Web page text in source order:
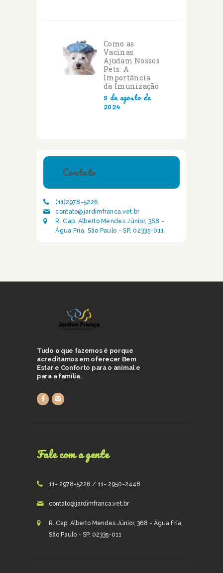
Como as
Vacinas
Ajudam Nossos
Pets: A
Importância
da Imunização
9 de agosto de
2024
Contato
(11)2978-5226
contato@jardimfranca.vet.br
R. Cap. Alberto Mendes Júnior, 368 -
Água Fria, São Paulo - SP, 02335-011.
Tudo o que fazemos é porque
acreditamos em oferecer Bem
Estar e Conforto para o animal e
para a família.
Fale com a gente
11- 2978-5226 / 11- 2950-2448
contato@jardimfranca.vet.br
R. Cap. Alberto Mendes Júnior, 368 - Água Fria,
São Paulo - SP, 02335-011